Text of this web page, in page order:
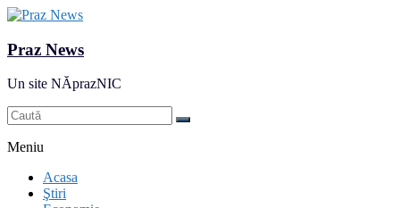
Praz News
Un site NĂprazNIC
Meniu
Acasa
Ştiri